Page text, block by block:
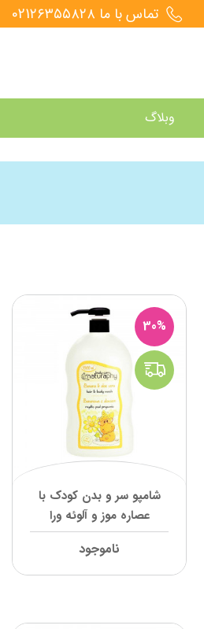
تماس با ما 021۲۶۳۵۵۸۲۸
وبلاگ
30%
شامپو سر و بدن کودک با
عصاره موز و آلوئه ورا
ناتروفی
ناموجود